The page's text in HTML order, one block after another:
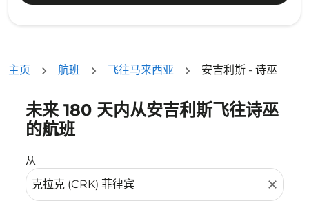
主页 航班 飞往马来西亚 安吉利斯 - 诗巫
未来 180 天内从安吉利斯飞往诗巫
的航班
从
close
没有符合您的筛选条件的机票。请调整您的筛选条件。